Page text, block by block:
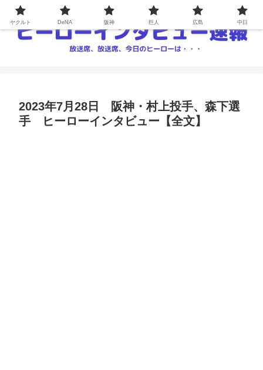
2023年7月28日 阪神・村上投手、森下選
手 ヒーローインタビュー【全文】
ヤクルト DeNA 阪神 巨人 広島 中日